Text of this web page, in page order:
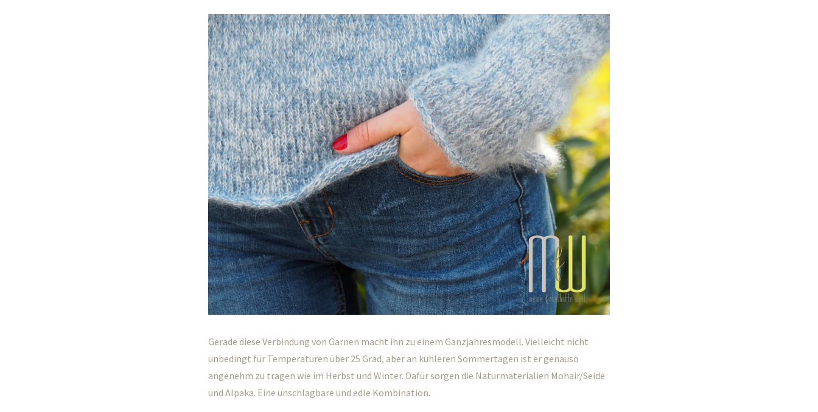
Gerade diese Verbindung von Garnen macht ihn zu einem Ganzjahresmodell. Vielleicht nicht
unbedingt für Temperaturen über 25 Grad, aber an kühleren Sommertagen ist er genauso
angenehm zu tragen wie im Herbst und Winter. Dafür sorgen die Naturmaterialien Mohair/Seide
und Alpaka. Eine unschlagbare und edle Kombination.